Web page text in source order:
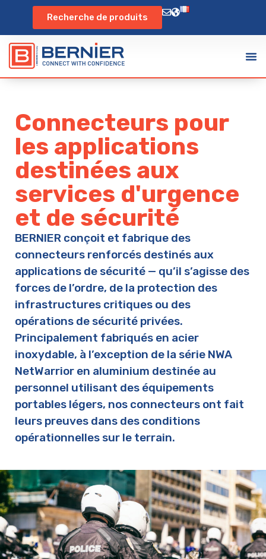
Recherche de produits
Connecteurs pour
les applications
destinées aux
services d'urgence
et de sécurité
BERNIER conçoit et fabrique des
connecteurs renforcés destinés aux
applications de sécurité — qu’il s’agisse des
forces de l’ordre, de la protection des
infrastructures critiques ou des
opérations de sécurité privées.
Principalement fabriqués en acier
inoxydable, à l’exception de la série NWA
NetWarrior en aluminium destinée au
personnel utilisant des équipements
portables légers, nos connecteurs ont fait
leurs preuves dans des conditions
opérationnelles sur le terrain.